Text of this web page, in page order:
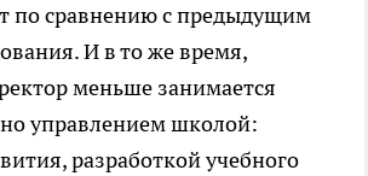
по сравнению с предыдущим
И в то же время,
меньше занимается
управлением школой:
разработкой учебного